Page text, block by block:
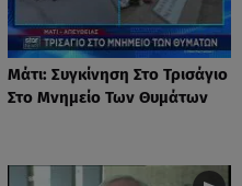
Μάτι: Συγκίνηση Στο Τρισάγιο
Στο Μνημείο Των Θυμάτων